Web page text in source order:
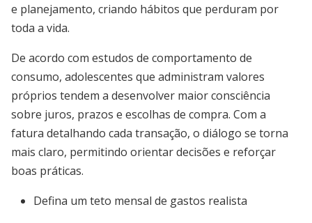
e planejamento, criando hábitos que perduram por
toda a vida.
De acordo com estudos de comportamento de
consumo, adolescentes que administram valores
próprios tendem a desenvolver maior consciência
sobre juros, prazos e escolhas de compra. Com a
fatura detalhando cada transação, o diálogo se torna
mais claro, permitindo orientar decisões e reforçar
boas práticas.
Defina um teto mensal de gastos realista